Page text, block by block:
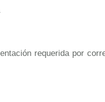
requerida por